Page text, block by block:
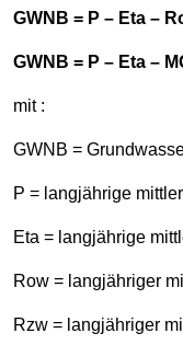
GWNB = P – Eta –
GWNB = P – Eta –
mit :
GWNB =
P = langjährige
Eta = langjährige
Row = langjähriger
Rzw = langjähriger